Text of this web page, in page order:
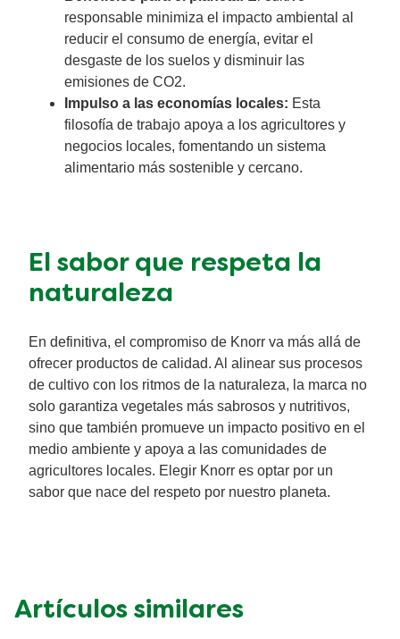
responsable minimiza el impacto ambiental al
reducir el consumo de energía, evitar el
desgaste de los suelos y disminuir las
emisiones de CO2.
Impulso a las economías locales: Esta
filosofía de trabajo apoya a los agricultores y
negocios locales, fomentando un sistema
alimentario más sostenible y cercano.
El sabor que respeta la
naturaleza
En definitiva, el compromiso de Knorr va más allá de
ofrecer productos de calidad. Al alinear sus procesos
de cultivo con los ritmos de la naturaleza, la marca no
solo garantiza vegetales más sabrosos y nutritivos,
sino que también promueve un impacto positivo en el
medio ambiente y apoya a las comunidades de
agricultores locales. Elegir Knorr es optar por un
sabor que nace del respeto por nuestro planeta.
Artículos similares